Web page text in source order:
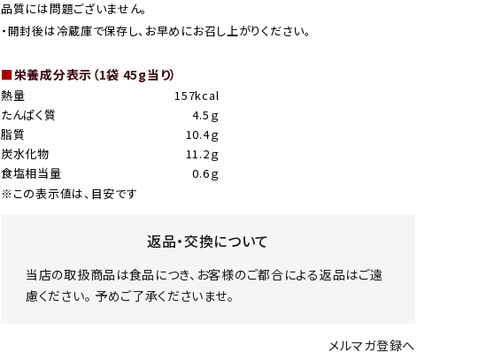
品質には問題ございません。
・開封後は冷蔵庫で保存し、お早めにお召し上がりください。
■栄養成分表示（1袋 45g当り）
熱量
157kcal
たんぱく質
4.5ｇ
脂質
10.4ｇ
炭水化物
11.2ｇ
食塩相当量
0.6ｇ
※この表示値は、目安です
返品・交換について
当店の取扱商品は食品につき、お客様のご都合による返品はご遠
慮ください。 予めご了承くださいませ。
メルマガ登録へ